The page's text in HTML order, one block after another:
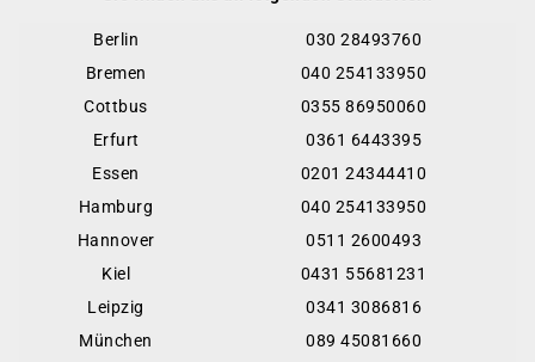
Berlin
030 28493760
Bremen
040 254133950
Cottbus
0355 86950060
Erfurt
0361 6443395
Essen
0201 24344410
Hamburg
040 254133950
Hannover
0511 2600493
Kiel
0431 55681231
Leipzig
0341 3086816
München
089 45081660